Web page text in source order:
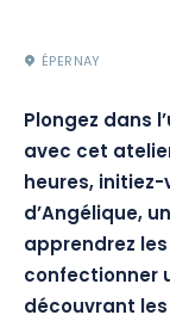
ÉPERNAY
Plongez dans
avec cet
heures,
d’Angélique,
apprendrez
confectionner
découvrant